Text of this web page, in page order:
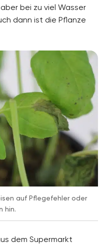
bei zu viel Wasser
dann ist die Pflanze
auf Pflegefehler oder
hin.
dem Supermarkt